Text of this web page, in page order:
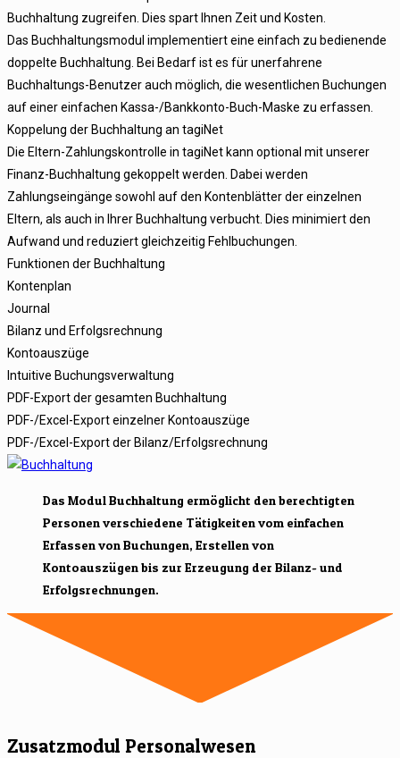
Buchhaltung zugreifen. Dies spart Ihnen Zeit und Kosten.
Das Buchhaltungsmodul implementiert eine einfach zu bedienende
doppelte Buchhaltung. Bei Bedarf ist es für unerfahrene
Buchhaltungs-Benutzer auch möglich, die wesentlichen Buchungen
auf einer einfachen Kassa-/Bankkonto-Buch-Maske zu erfassen.
Koppelung der Buchhaltung an tagiNet
Die Eltern-Zahlungskontrolle in tagiNet kann optional mit unserer
Finanz-Buchhaltung gekoppelt werden. Dabei werden
Zahlungseingänge sowohl auf den Kontenblätter der einzelnen
Eltern, als auch in Ihrer Buchhaltung verbucht. Dies minimiert den
Aufwand und reduziert gleichzeitig Fehlbuchungen.
Funktionen der Buchhaltung
Kontenplan
Journal
Bilanz und Erfolgsrechnung
Kontoauszüge
Intuitive Buchungsverwaltung
PDF-Export der gesamten Buchhaltung
PDF-/Excel-Export einzelner Kontoauszüge
PDF-/Excel-Export der Bilanz/Erfolgsrechnung
Das Modul Buchhaltung ermöglicht den berechtigten
Personen verschiedene Tätigkeiten vom einfachen
Erfassen von Buchungen, Erstellen von
Kontoauszügen bis zur Erzeugung der Bilanz- und
Erfolgsrechnungen.
Zusatzmodul Personalwesen